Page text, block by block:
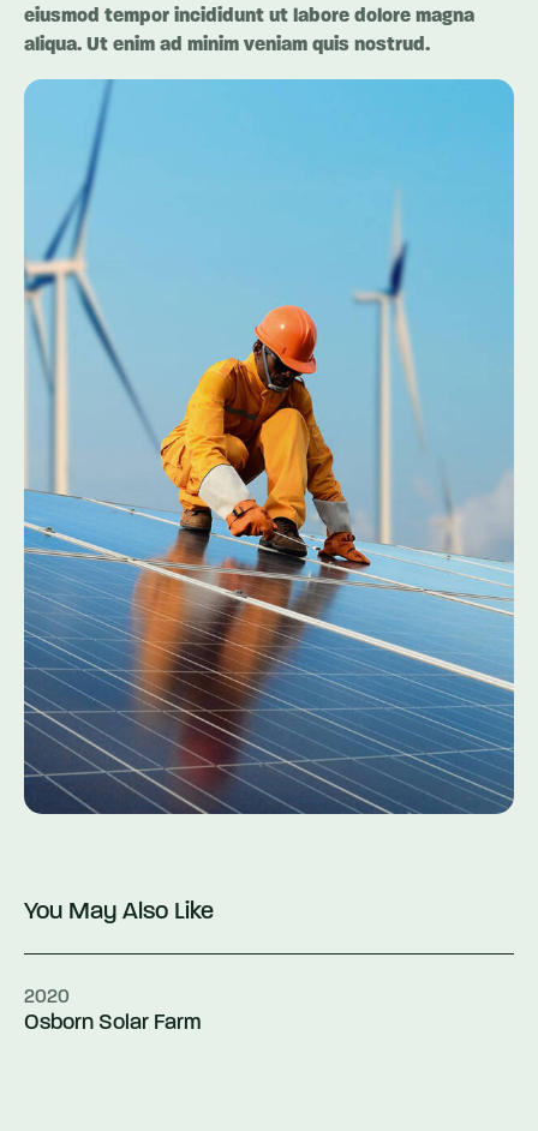
eiusmod tempor incididunt ut labore dolore magna
aliqua. Ut enim ad minim veniam quis nostrud.
You May Also Like
2020
Osborn Solar Farm